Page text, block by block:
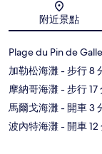
附近景點
Plage du Pin de Galle
加勒松海灘- 步行 8
摩納哥海灘- 步行 17
馬爾戈海灘- 開車 3
波內特海灘- 開車 12